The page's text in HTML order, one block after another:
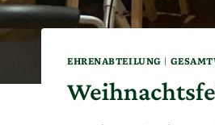
EHRENABTEILUNG |